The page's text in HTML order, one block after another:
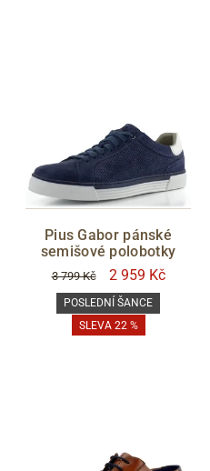
Pius Gabor pánské
semišové polobotky
3 799 Kč 2 959 Kč
POSLEDNÍ ŠANCE
SLEVA 22 %